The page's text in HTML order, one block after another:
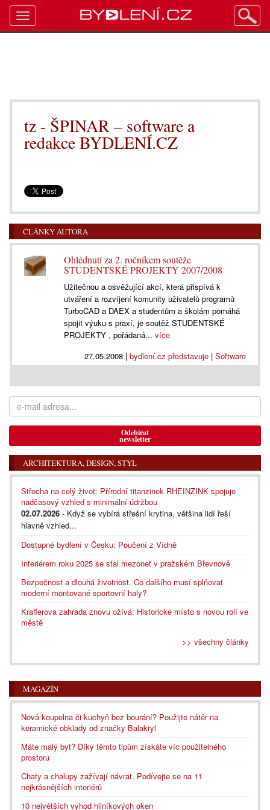
tz - ŠPINAR – software a
redakce BYDLENÍ.CZ
ČLÁNKY AUTORA
Ohlédnutí za 2. ročníkem soutěže
STUDENTSKÉ PROJEKTY 2007/2008
Užitečnou a osvěžující akcí, která přispívá k
utváření a rozvíjení komunity uživatelů programů
TurboCAD a DAEX a studentům a školám pomáhá
spojit výuku s praxí, je soutěž STUDENTSKÉ
PROJEKTY , pořádaná...více
27.05.2008| bydlení.cz představuje| Software
Odebírat
newsletter
ARCHITEKTURA, DESIGN, STYL
Střecha na celý život: Přírodní titanzinek RHEINZINK spojuje
nadčasový vzhled s minimální údržbou
02.07.2026 - Když se vybírá střešní krytina, většina lidí řeší
hlavně vzhled...
Dostupné bydlení v Česku: Poučení z Vídně
Interiérem roku 2025 se stal mezonet v pražském Břevnově
Bezpečnost a dlouhá životnost. Co dalšího musí splňovat
moderní montované sportovní haly?
Krafferova zahrada znovu ožívá: Historické místo s novou rolí ve
městě
>> všechny články
MAGAZÍN
Nová koupelna či kuchyň bez bourání? Použijte nátěr na
keramické obklady od značky Balakryl
Máte malý byt? Díky těmto tipům získáte víc použitelného
prostoru
Chaty a chalupy zažívají návrat. Podívejte se na 11
nejkrásnějších interiérů
10 největších výhod hliníkových oken
Toggle
navigation